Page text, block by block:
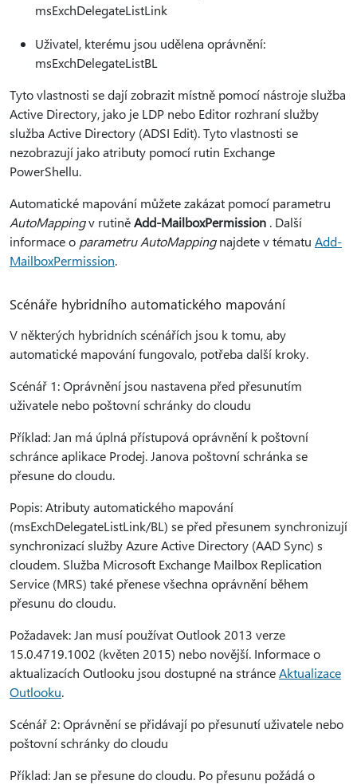
msExchDelegateListLink
Uživatel, kterému jsou udělena oprávnění:
msExchDelegateListBL
Tyto vlastnosti se dají zobrazit místně pomocí nástroje služba
Active Directory, jako je LDP nebo Editor rozhraní služby
služba Active Directory (ADSI Edit). Tyto vlastnosti se
nezobrazují jako atributy pomocí rutin Exchange
PowerShellu.
Automatické mapování můžete zakázat pomocí parametru
AutoMappingv rutiněAdd-MailboxPermission . Další
informace o parametru AutoMappingnajdete v tématu Add-
MailboxPermission.
Scénáře hybridního automatického mapování
V některých hybridních scénářích jsou k tomu, aby
automatické mapování fungovalo, potřeba další kroky.
Scénář 1: Oprávnění jsou nastavena před přesunutím
uživatele nebo poštovní schránky do cloudu
Příklad: Jan má úplná přístupová oprávnění k poštovní
schránce aplikace Prodej. Janova poštovní schránka se
přesune do cloudu.
Popis: Atributy automatického mapování
(msExchDelegateListLink/BL) se před přesunem synchronizují
synchronizací služby Azure Active Directory (AAD Sync) s
cloudem. Služba Microsoft Exchange Mailbox Replication
Service (MRS) také přenese všechna oprávnění během
přesunu do cloudu.
Požadavek: Jan musí používat Outlook 2013 verze
15.0.4719.1002 (květen 2015) nebo novější. Informace o
aktualizacích Outlooku jsou dostupné na stránceAktualizace
Outlooku.
Scénář 2: Oprávnění se přidávají po přesunutí uživatele nebo
poštovní schránky do cloudu
Příklad: Jan se přesune do cloudu. Po přesunu požádá o